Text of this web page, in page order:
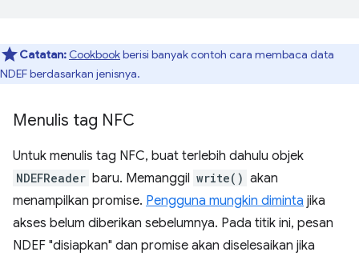
Catatan: Cookbookberisi banyak contoh cara membaca data
NDEF berdasarkan jenisnya.
Menulis tag NFC
Untuk menulis tag NFC, buat terlebih dahulu objek
NDEFReader baru. Memanggil write() akan
menampilkan promise. Pengguna mungkin diminta jika
akses belum diberikan sebelumnya. Pada titik ini, pesan
NDEF "disiapkan" dan promise akan diselesaikan jika